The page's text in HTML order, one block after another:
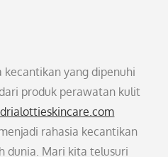
yang dipenuhi
produk perawatan kulit
rahasia kecantikan
dunia. Mari kita telusuri